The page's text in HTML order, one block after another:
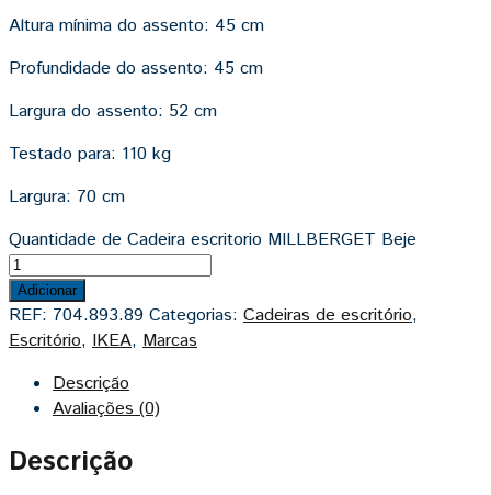
Altura mínima do assento: 45 cm
Profundidade do assento: 45 cm
Largura do assento: 52 cm
Testado para: 110 kg
Largura: 70 cm
Quantidade de Cadeira escritorio MILLBERGET Beje
Adicionar
REF: 704.893.89 Categorias: Cadeiras de escritório,
Escritório, IKEA, Marcas
Descrição
Avaliações (0)
Descrição